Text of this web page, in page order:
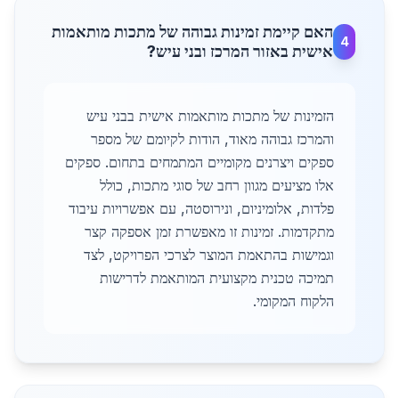
4
האם קיימת זמינות גבוהה של מתכות מותאמות
אישית באזור המרכז ובני עיש?
הזמינות של מתכות מותאמות אישית בבני עיש
והמרכז גבוהה מאוד, הודות לקיומם של מספר
ספקים ויצרנים מקומיים המתמחים בתחום. ספקים
אלו מציעים מגוון רחב של סוגי מתכות, כולל
פלדות, אלומיניום, ונירוסטה, עם אפשרויות עיבוד
מתקדמות. זמינות זו מאפשרת זמן אספקה קצר
וגמישות בהתאמת המוצר לצרכי הפרויקט, לצד
תמיכה טכנית מקצועית המותאמת לדרישות
הלקוח המקומי.